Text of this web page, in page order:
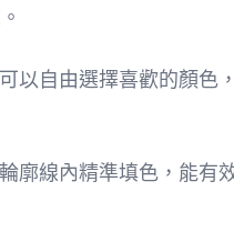
以自由選擇喜歡的顏色
廓線內精準填色，能有